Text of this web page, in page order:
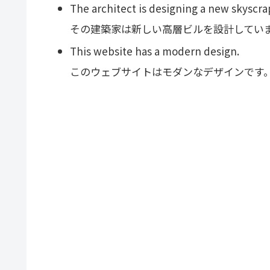
The architect is designing a new
その建築家は新しい高層ビルを設計してい
This website has a modern design.
このウェブサイトはモダンなデザインです。